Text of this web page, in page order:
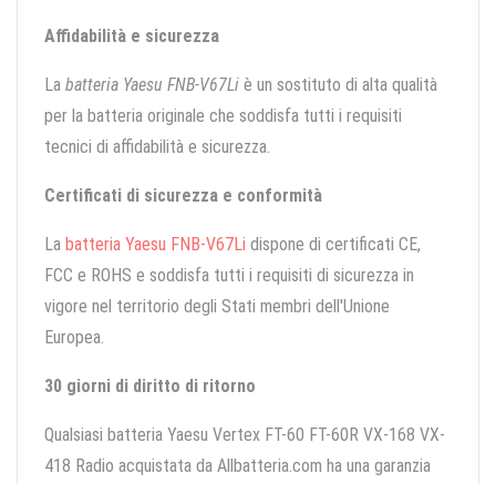
Affidabilità e sicurezza
La batteria Yaesu FNB-V67Li è un sostituto di alta qualità
per la batteria originale che soddisfa tutti i requisiti
tecnici di affidabilità e sicurezza.
Certificati di sicurezza e conformità
La batteria Yaesu FNB-V67Li dispone di certificati CE,
FCC e ROHS e soddisfa tutti i requisiti di sicurezza in
vigore nel territorio degli Stati membri dell'Unione
Europea.
30 giorni di diritto di ritorno
Qualsiasi batteria Yaesu Vertex FT-60 FT-60R VX-168 VX-
418 Radio acquistata da Allbatteria.com ha una garanzia